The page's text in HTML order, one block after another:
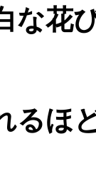
な花
るほ